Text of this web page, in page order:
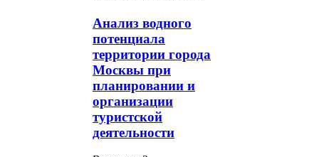
Анализ водного
потенциала
территории города
Москвы при
планировании и
организации
туристской
деятельности